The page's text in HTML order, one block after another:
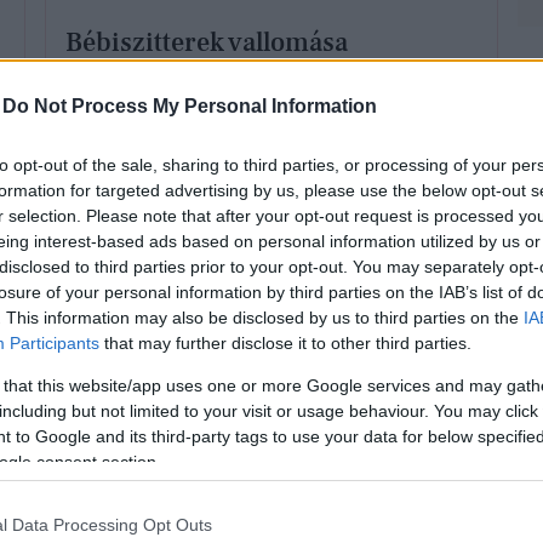
Do Not Process My Personal Information
opt-out of the sale, sharing to third parties, or processing of your
for targeted advertising by us, please use the below opt-out
selection. Please note that after your opt-out request is processed
interest-based ads based on personal information utilized by us
to third parties prior to your opt-out. You may separately
of your personal information by third parties on the IAB’s list of
This information may also be disclosed by us to third parties on the
Participants that may further disclose it to other third parties.
that this website/app uses one or more Google services and may
but not limited to your visit or usage behaviour. You may
to Google and its third-party tags to use your data for below
consent section.
Data Processing Opt Outs
Bébiszitterek vallomása
ilyen munkát elvállalni”
digitális
ÉLETMÓD